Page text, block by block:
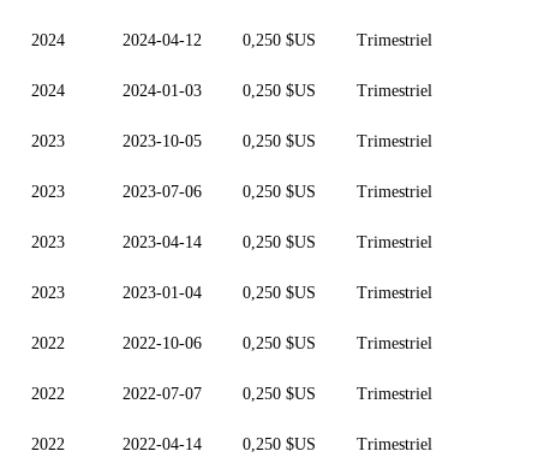
2024 2024-04-12 0,250 $US Trimestriel
2024 2024-01-03 0,250 $US Trimestriel
2023 2023-10-05 0,250 $US Trimestriel
2023 2023-07-06 0,250 $US Trimestriel
2023 2023-04-14 0,250 $US Trimestriel
2023 2023-01-04 0,250 $US Trimestriel
2022 2022-10-06 0,250 $US Trimestriel
2022 2022-07-07 0,250 $US Trimestriel
2022 2022-04-14 0,250 $US Trimestriel